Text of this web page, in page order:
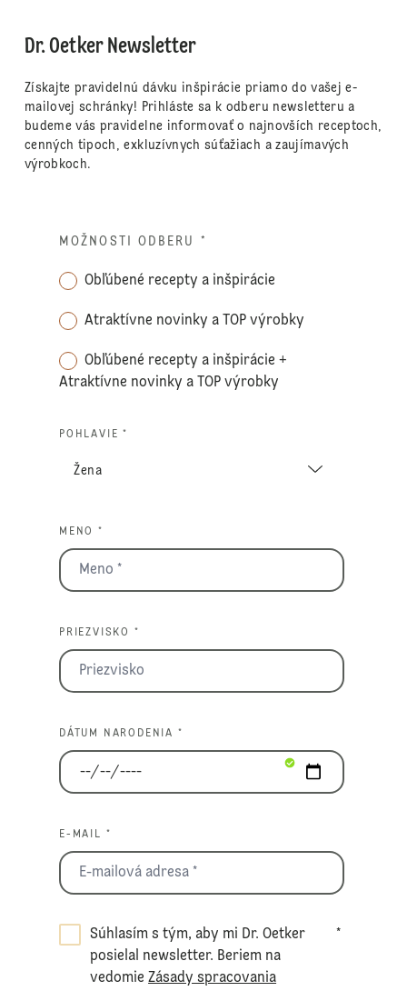
Dr. Oetker Newsletter
Získajte pravidelnú dávku inšpirácie priamo do vašej e-
mailovej schránky! Prihláste sa k odberu newsletteru a
budeme vás pravidelne informovať o najnovších receptoch,
cenných tipoch, exkluzívnych súťažiach a zaujímavých
výrobkoch.
MOŽNOSTI ODBERU *
Obľúbené recepty a inšpirácie
Atraktívne novinky a TOP výrobky
Obľúbené recepty a inšpirácie +
Atraktívne novinky a TOP výrobky
POHLAVIE *
MENO *
PRIEZVISKO *
DÁTUM NARODENIA *
E-MAIL *
Súhlasím s tým, aby mi Dr. Oetker
posielal newsletter. Beriem na
vedomieZásady spracovania
*